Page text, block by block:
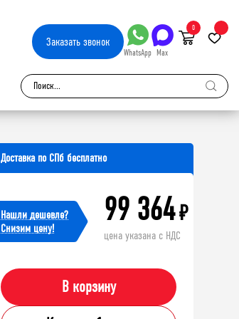
Заказатьзвонок
WhatsApp Max
0
Доставка по СПб бесплатно
Нашли дешевле?
Cнизим цену!
99 364₽
цена указана с НДС
В корзину